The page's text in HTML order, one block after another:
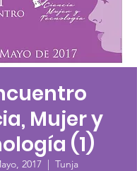
Mujer y
(1)
2017
  |
Tunja